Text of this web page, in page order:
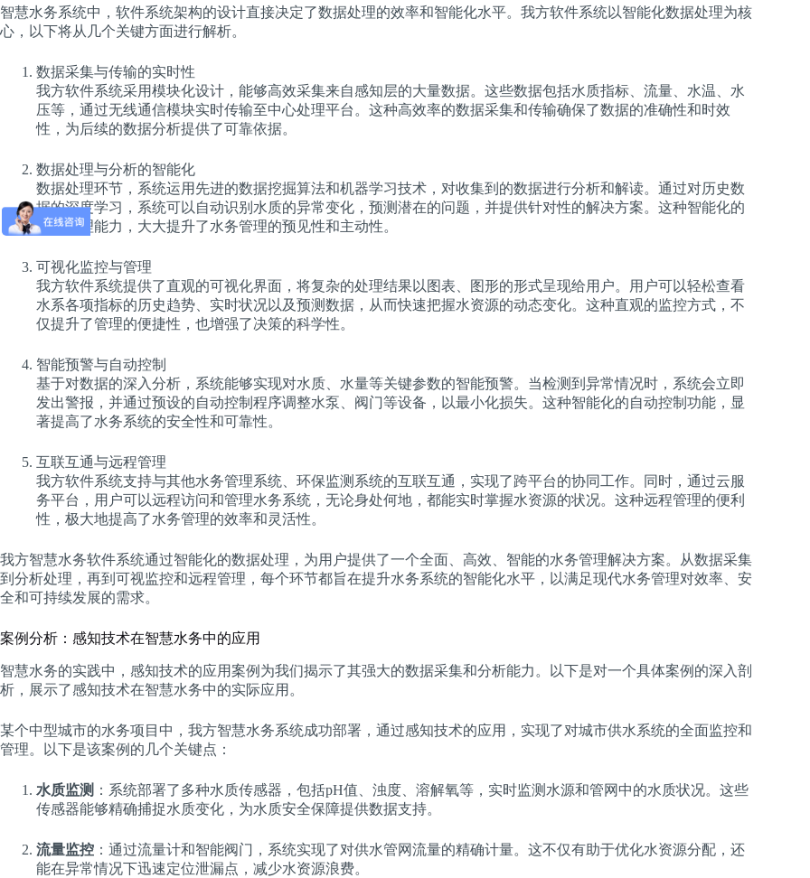
智慧水务系统中，软件系统架构的设计直接决定了数据处理的效率和智能化水平。我方软件系统以智能化数据处理为核
心，以下将从几个关键方面进行解析。
数据采集与传输的实时性
我方软件系统采用模块化设计，能够高效采集来自感知层的大量数据。这些数据包括水质指标、流量、水温、水
压等，通过无线通信模块实时传输至中心处理平台。这种高效率的数据采集和传输确保了数据的准确性和时效
性，为后续的数据分析提供了可靠依据。
数据处理与分析的智能化
数据处理环节，系统运用先进的数据挖掘算法和机器学习技术，对收集到的数据进行分析和解读。通过对历史数
据的深度学习，系统可以自动识别水质的异常变化，预测潜在的问题，并提供针对性的解决方案。这种智能化的
数据处理能力，大大提升了水务管理的预见性和主动性。
可视化监控与管理
我方软件系统提供了直观的可视化界面，将复杂的处理结果以图表、图形的形式呈现给用户。用户可以轻松查看
水系各项指标的历史趋势、实时状况以及预测数据，从而快速把握水资源的动态变化。这种直观的监控方式，不
仅提升了管理的便捷性，也增强了决策的科学性。
智能预警与自动控制
基于对数据的深入分析，系统能够实现对水质、水量等关键参数的智能预警。当检测到异常情况时，系统会立即
发出警报，并通过预设的自动控制程序调整水泵、阀门等设备，以最小化损失。这种智能化的自动控制功能，显
著提高了水务系统的安全性和可靠性。
互联互通与远程管理
我方软件系统支持与其他水务管理系统、环保监测系统的互联互通，实现了跨平台的协同工作。同时，通过云服
务平台，用户可以远程访问和管理水务系统，无论身处何地，都能实时掌握水资源的状况。这种远程管理的便利
性，极大地提高了水务管理的效率和灵活性。
我方智慧水务软件系统通过智能化的数据处理，为用户提供了一个全面、高效、智能的水务管理解决方案。从数据采集
到分析处理，再到可视监控和远程管理，每个环节都旨在提升水务系统的智能化水平，以满足现代水务管理对效率、安
全和可持续发展的需求。
案例分析：感知技术在智慧水务中的应用
智慧水务的实践中，感知技术的应用案例为我们揭示了其强大的数据采集和分析能力。以下是对一个具体案例的深入剖
析，展示了感知技术在智慧水务中的实际应用。
某个中型城市的水务项目中，我方智慧水务系统成功部署，通过感知技术的应用，实现了对城市供水系统的全面监控和
管理。以下是该案例的几个关键点：
水质监测 ：系统部署了多种水质传感器，包括pH值、浊度、溶解氧等，实时监测水源和管网中的水质状况。这些
传感器能够精确捕捉水质变化，为水质安全保障提供数据支持。
流量监控 ：通过流量计和智能阀门，系统实现了对供水管网流量的精确计量。这不仅有助于优化水资源分配，还
能在异常情况下迅速定位泄漏点，减少水资源浪费。